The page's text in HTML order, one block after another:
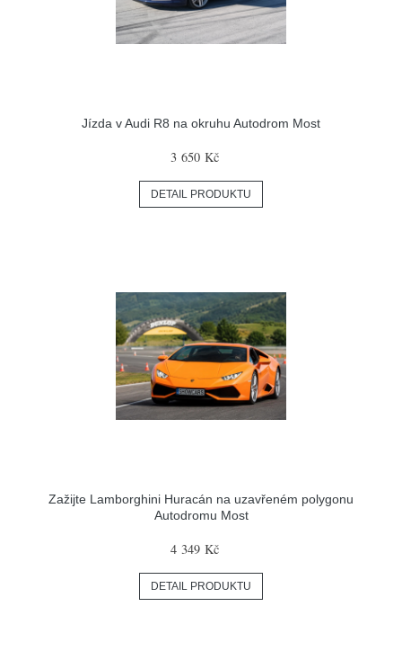
Jízda v Audi R8 na okruhu Autodrom Most
3 650 Kč
DETAIL PRODUKTU
Zažijte Lamborghini Huracán na uzavřeném polygonu
Autodromu Most
4 349 Kč
DETAIL PRODUKTU